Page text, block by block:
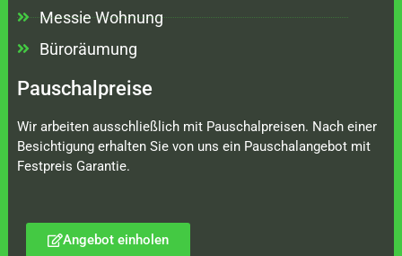
Messie Wohnung
Büroräumung
Pauschalpreise
Wir arbeiten ausschließlich mit Pauschalpreisen. Nach einer
Besichtigung erhalten Sie von uns ein Pauschalangebot mit
Festpreis Garantie.
Angebot einholen